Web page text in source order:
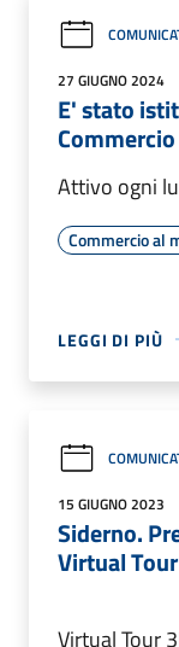
27 GIUGNO 2024
E' stato
Commercio
Attivo ogni
Commercio al
LEGGI DI PIÙ
15 GIUGNO 2023
Siderno.
Virtual
Virtual Tour